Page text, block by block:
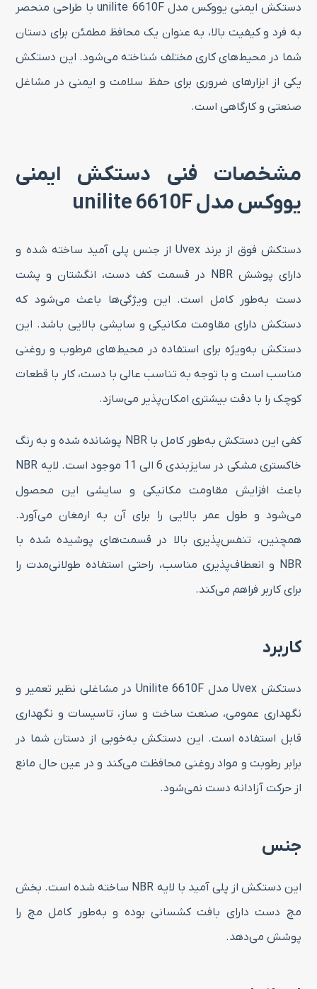
دستکش ایمنی یووکس مدل unilite 6610F با طراحی منحصر
به فرد و کیفیت بالا، به عنوان یک محافظ مطمئن برای دستان
شما در محیط‌های کاری مختلف شناخته می‌شود. این دستکش
یکی از ابزارهای ضروری برای حفظ سلامت و ایمنی در مشاغل
صنعتی و کارگاهی است.
مشخصات فنی دستکش ایمنی
یووکس مدل unilite 6610F
دستکش فوق از برند Uvex از جنس پلی آمید ساخته شده و
دارای پوشش NBR در قسمت کف دست، انگشتان و پشت
دست به‌طور کامل است. این ویژگی‌ها باعث می‌شود که
دستکش دارای مقاومت مکانیکی و سایشی بالایی باشد. این
دستکش به‌ویژه برای استفاده در محیط‌های مرطوب و روغنی
مناسب است و با توجه به تناسب عالی با دست، کار با قطعات
کوچک را با دقت بیشتری امکان‌پذیر می‌سازد.
کفی این دستکش به‌طور کامل با NBR پوشانده شده و به رنگ
خاکستری مشکی در سایزبندی 6 الی 11 موجود است. لایه NBR
باعث افزایش مقاومت مکانیکی و سایشی این محصول
می‌شود و طول عمر بالایی را برای آن به ارمغان می‌آورد.
همچنین، تنفس‌پذیری بالا در قسمت‌های پوشیده شده با
NBR و انعطاف‌پذیری مناسب، راحتی استفاده طولانی‌مدت را
برای کاربر فراهم می‌کند.
کاربرد
دستکش Uvex مدل Unilite 6610F در مشاغلی نظیر تعمیر و
نگهداری عمومی، صنعت ساخت و ساز، تاسیسات و نگهداری
قابل استفاده است. این دستکش به‌خوبی از دستان شما در
برابر رطوبت و مواد روغنی محافظت می‌کند و در عین حال مانع
از حرکت آزادانه دست نمی‌شود.
جنس
این دستکش از پلی آمید با لایه NBR ساخته شده است. بخش
مچ دست دارای بافت کشسانی بوده و به‌طور کامل مچ را
پوشش می‌دهد.